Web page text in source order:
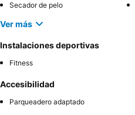
Secador de pelo
Ver más
Instalaciones deportivas
Fitness
Accesibilidad
Parqueadero adaptado